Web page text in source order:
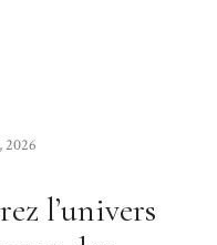
2026
l’univers